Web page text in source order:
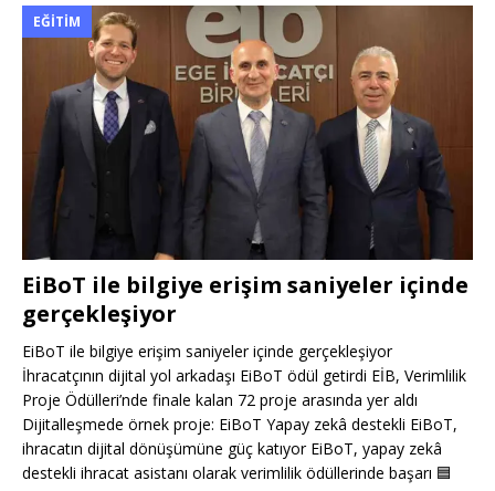
EĞITIM
EiBoT ile bilgiye erişim saniyeler içinde
gerçekleşiyor
EiBoT ile bilgiye erişim saniyeler içinde gerçekleşiyor
İhracatçının dijital yol arkadaşı EiBoT ödül getirdi EİB, Verimlilik
Proje Ödülleri’nde finale kalan 72 proje arasında yer aldı
Dijitalleşmede örnek proje: EiBoT Yapay zekâ destekli EiBoT,
ihracatın dijital dönüşümüne güç katıyor EiBoT, yapay zekâ
destekli ihracat asistanı olarak verimlilik ödüllerinde başarı 🟦